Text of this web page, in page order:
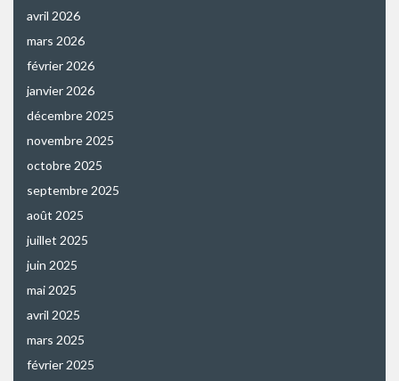
avril 2026
mars 2026
février 2026
janvier 2026
décembre 2025
novembre 2025
octobre 2025
septembre 2025
août 2025
juillet 2025
juin 2025
mai 2025
avril 2025
mars 2025
février 2025